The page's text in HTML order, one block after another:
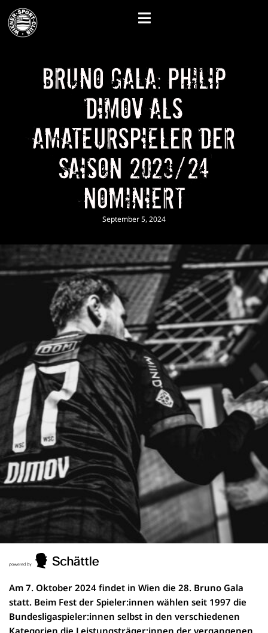
Bruno Gala: Philip
Dimov als
Amateurspieler der
Saison 2023/24
nominiert
September 5, 2024
Am 7. Oktober 2024 findet in Wien die 28. Bruno Gala
statt. Beim Fest der Spieler:innen wählen seit 1997 die
Bundesligaspieler:innen selbst in den verschiedenen